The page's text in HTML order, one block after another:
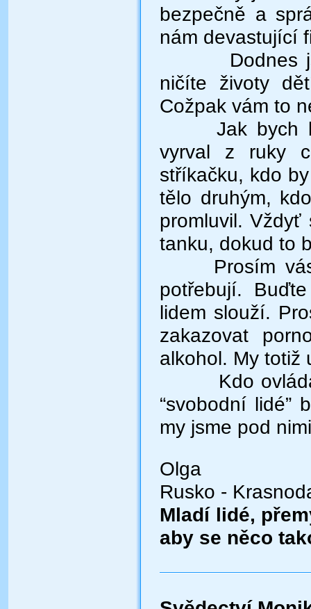
bezpečně a
nám devastující
Dodnes
ničíte životy
Cožpak vám to
Jak bych
vyrval z ruky
stříkačku, kdo
tělo druhým,
promluvil.
tanku, dokud to
Prosím
potřebují.
lidem slouží.
zakazovat
alkohol. My totiž
Kdo
“svobodní lidé”
my jsme pod
Olga
Rusko -
Mladí lidé,
aby se něco